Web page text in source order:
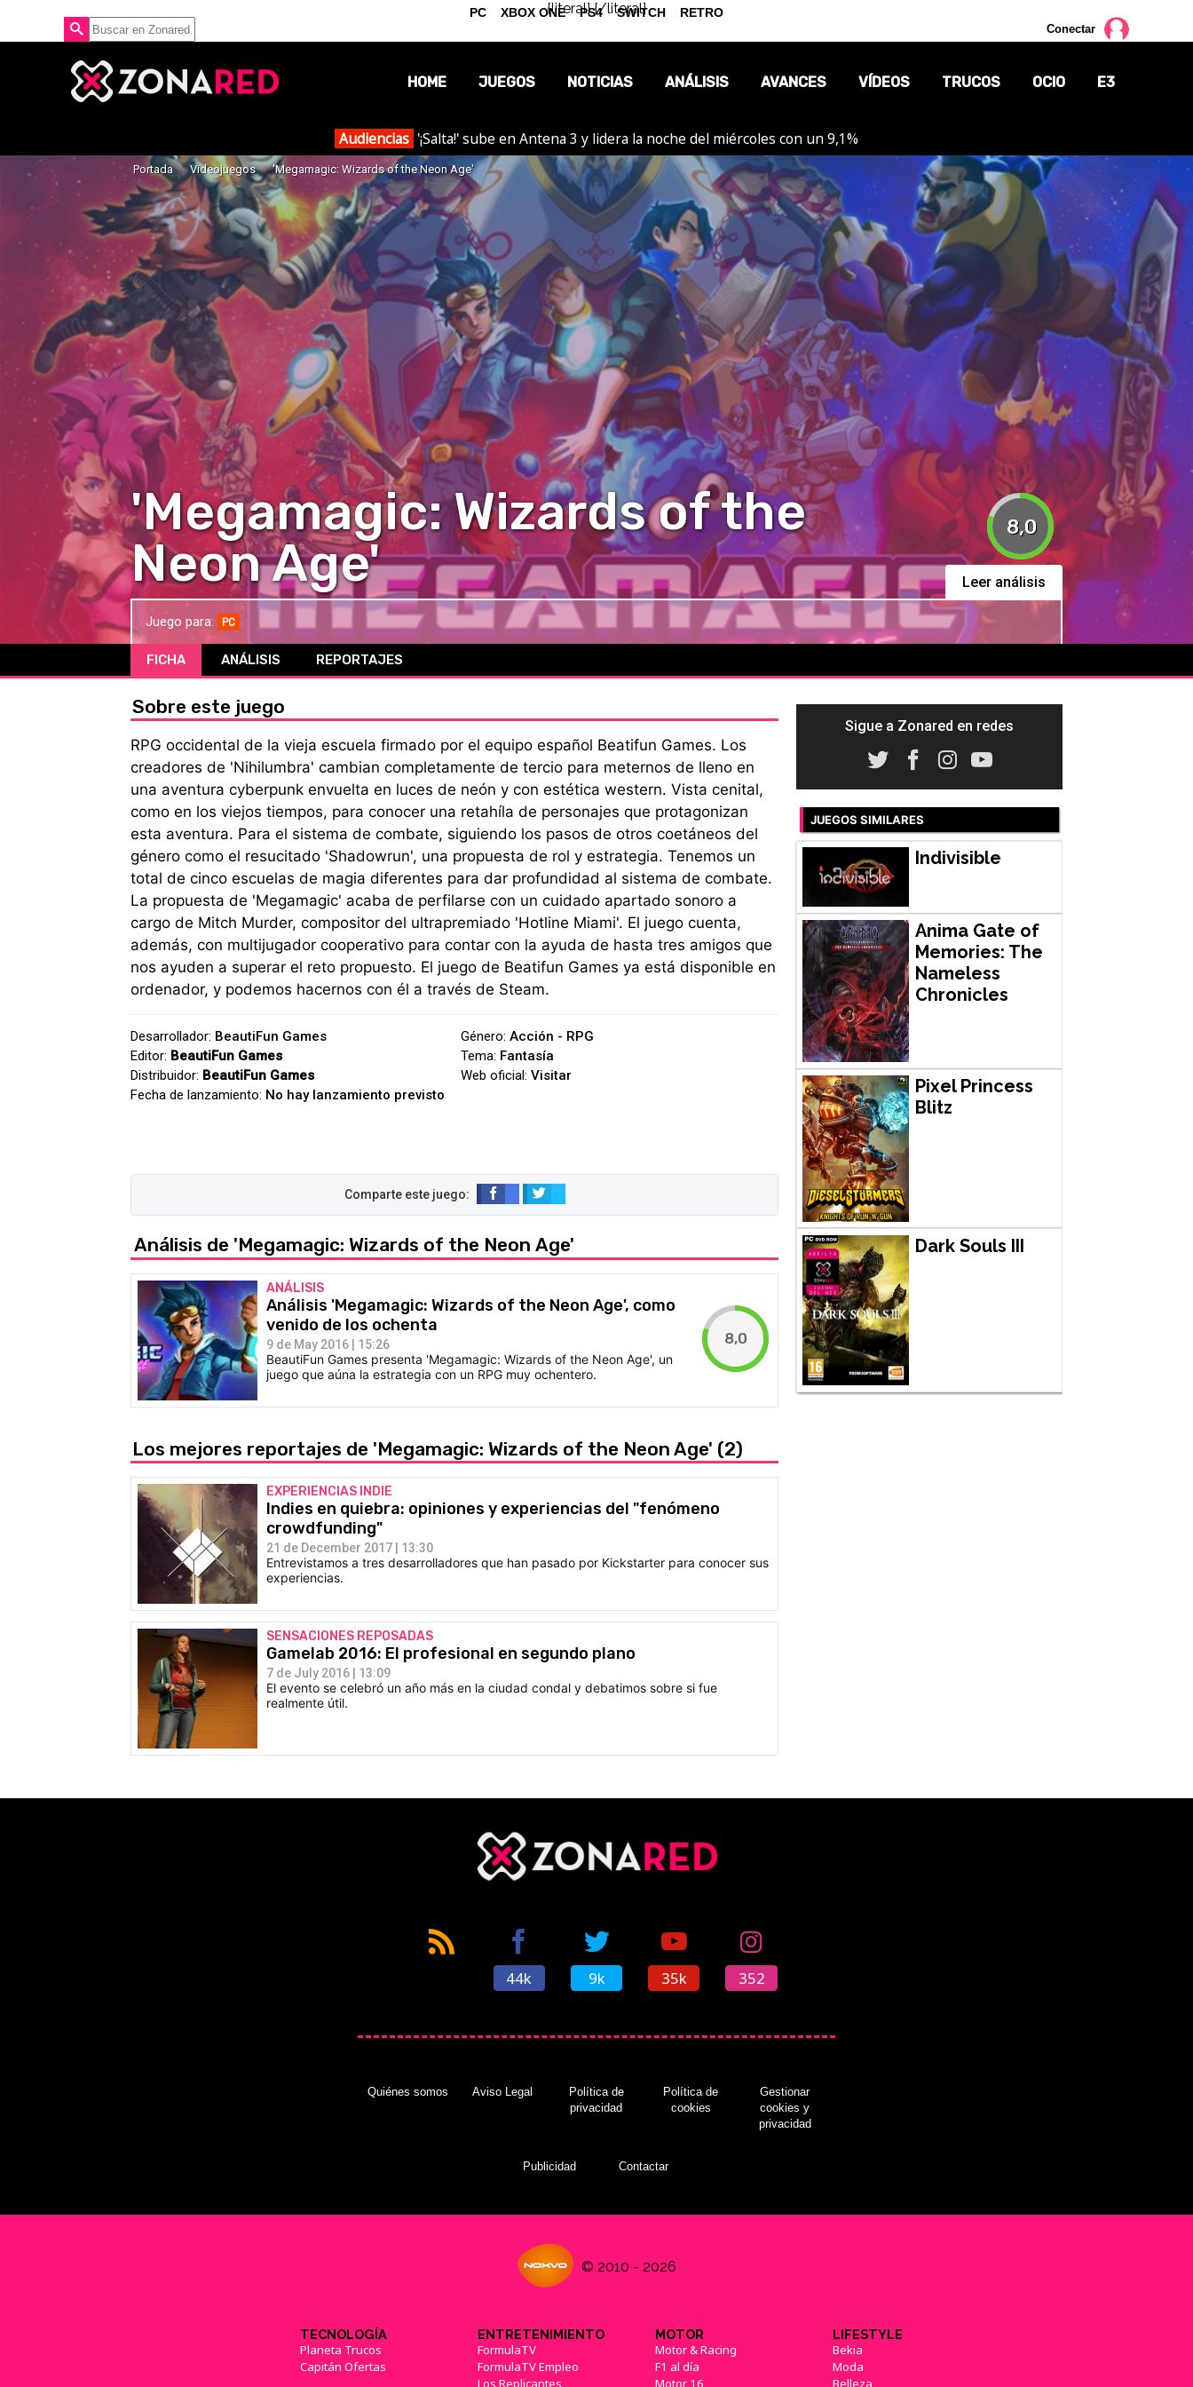
{literal}{/literal}
Conectar
HOME JUEGOS NOTICIAS
OPINIÓN
REPORTAJES
ANÁLISIS AVANCES VÍDEOS TRUCOS OCIO
TV
CÓMICS
MANGA
E3
Audiencias '¡Salta!' sube en Antena 3 y lidera la noche del miércoles con un 9,1%
Portada Videojuegos 'Megamagic: Wizards of the Neon Age'
8,0
'Megamagic: Wizards of the
Neon Age'
Leer análisis
Juego para: PC
FICHA ANÁLISIS REPORTAJES
Sobre este juego
RPG occidental de la vieja escuela firmado por el equipo español Beatifun Games. Los
creadores de 'Nihilumbra' cambian completamente de tercio para meternos de lleno en
una aventura cyberpunk envuelta en luces de neón y con estética western. Vista cenital,
como en los viejos tiempos, para conocer una retahíla de personajes que protagonizan
esta aventura. Para el sistema de combate, siguiendo los pasos de otros coetáneos del
género como el resucitado 'Shadowrun', una propuesta de rol y estrategia. Tenemos un
total de cinco escuelas de magia diferentes para dar profundidad al sistema de combate.
La propuesta de 'Megamagic' acaba de perfilarse con un cuidado apartado sonoro a
cargo de Mitch Murder, compositor del ultrapremiado 'Hotline Miami'. El juego cuenta,
además, con multijugador cooperativo para contar con la ayuda de hasta tres amigos que
nos ayuden a superar el reto propuesto. El juego de Beatifun Games ya está disponible en
ordenador, y podemos hacernos con él a través de Steam.
Desarrollador: BeautiFun Games
Editor: BeautiFun Games
Distribuidor: BeautiFun Games
Fecha de lanzamiento: No hay lanzamiento previsto
Género:Acción - RPG
Tema: Fantasía
Web oficial:Visitar
Análisis de 'Megamagic: Wizards of the Neon Age'
ANÁLISIS
Análisis 'Megamagic: Wizards of the Neon Age', como
venido de los ochenta
9 de May 2016 | 15:26
BeautiFun Games presenta 'Megamagic: Wizards of the Neon Age', un
juego que aúna la estrategia con un RPG muy ochentero.
8,0
Los mejores reportajes de 'Megamagic: Wizards of the Neon Age' (2)
EXPERIENCIAS INDIE
Indies en quiebra: opiniones y experiencias del "fenómeno
crowdfunding"
21 de December 2017 | 13:30
Entrevistamos a tres desarrolladores que han pasado por Kickstarter para conocer sus
experiencias.
SENSACIONES REPOSADAS
Gamelab 2016: El profesional en segundo plano
7 de July 2016 | 13:09
El evento se celebró un año más en la ciudad condal y debatimos sobre si fue
realmente útil.
Sigue a Zonared en redes
JUEGOS SIMILARES
Indivisible
Anima Gate of
Memories: The
Nameless
Chronicles
Pixel Princess
Blitz
Dark Souls III
PC XBOX ONE PS4 SWITCH RETRO
44k 9k 35k 352
Quiénes somos Aviso Legal
Política de
privacidad
Política de
cookies
Gestionar
cookies y
privacidad
Publicidad Contactar
© 2010 - 2026
TECNOLOGÍA
Planeta Trucos
Capitán Ofertas
ENTRETENIMIENTO
FormulaTV
FormulaTV Empleo
Los Replicantes
MOTOR
Motor & Racing
F1 al día
Motor 16
LIFESTYLE
Bekia
Moda
Belleza